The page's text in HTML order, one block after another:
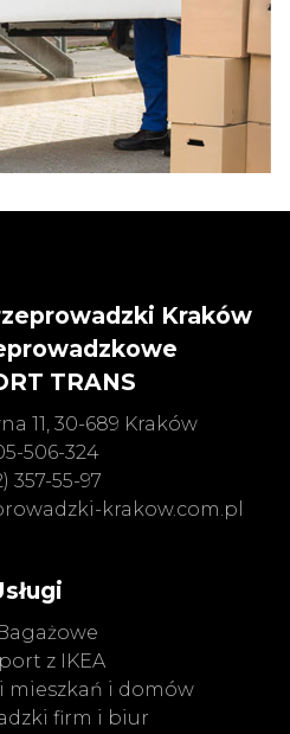
Kraków
TRANS
11, 30-689 Kraków
506-324
357-55-97
krakow.com.pl
z IKEA
mieszkań i domów
firm i biur